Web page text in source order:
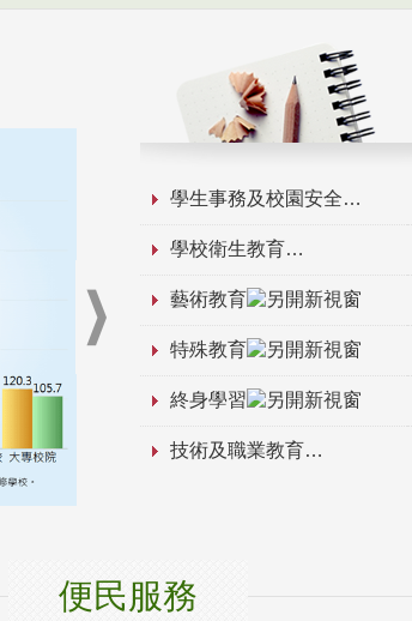
學生事務及校園安全
學校衛生教育
藝術教育
特殊教育
終身學習
技術及職業教育
便民服務